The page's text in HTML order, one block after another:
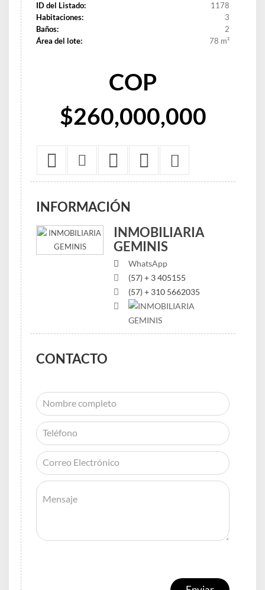
ID del Listado:
1178
Habitaciones:
3
Baños:
2
Área del lote:
78 m²
COP
$260,000,000
INFORMACIÓN
INMOBILIARIA
GEMINIS
WhatsApp
(57) + 3 405155
(57) + 310 5662035
CONTACTO